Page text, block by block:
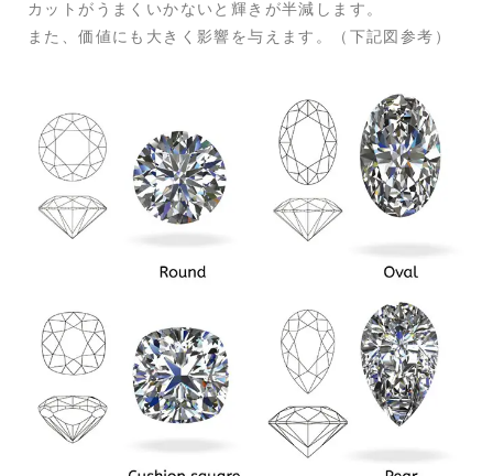
カットがうまくいかないと輝きが半減します。
また、価値にも大きく影響を与えます。（下記図参考）